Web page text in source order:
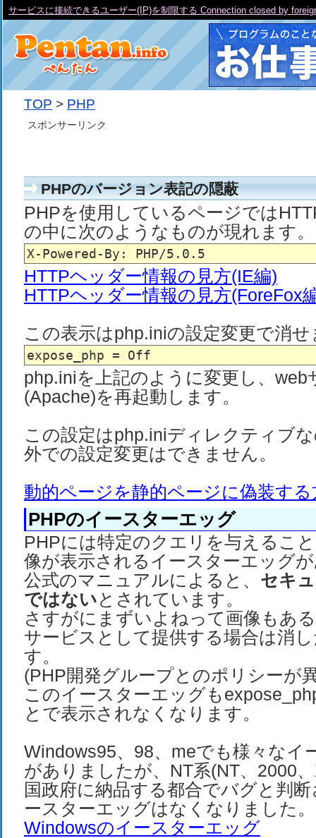
TOP > PHP
PHPのバージョン表記の隠蔽
PHPを使用しているページでは
の中に次のようなものが現れます。
HTTPヘッダー情報の見方(IE編)
HTTPヘッダー情報の見方(ForeFox
この表示はphp.iniの設定変更で消せ
php.iniを上記のように変更し、web
(Apache)を再起動します。
この設定はphp.iniディレクティブ
外での設定変更はできません。
動的ページを静的ページに偽装する
PHPのイースターエッグ
PHPには特定のクエリを与えるこ
像が表示されるイースターエッグ
公式のマニュアルによると、 セキ
ではないとされています。
さすがにまずいよねって画像もあ
サービスとして提供する場合は消
す。
(PHP開発グループとのポリシーが
このイースターエッグも
とで表示されなくなります。
Windows95、98、meでも様々なイ
がありましたが、NT系(NT、2000
国政府に納品する都合でバグと判
ースターエッグはなくなりました。
Windowsのイースターエッグ
スポンサーリンク
サービスに接続できるユーザー(IP)を制限する Connection closed by